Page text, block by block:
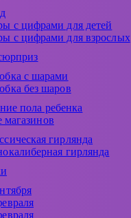
с цифрами для детей
с цифрами для взрослых
с шарами
без шаров
пола ребенка
гирлянда
гирлянда